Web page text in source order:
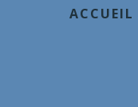
ACCUEIL